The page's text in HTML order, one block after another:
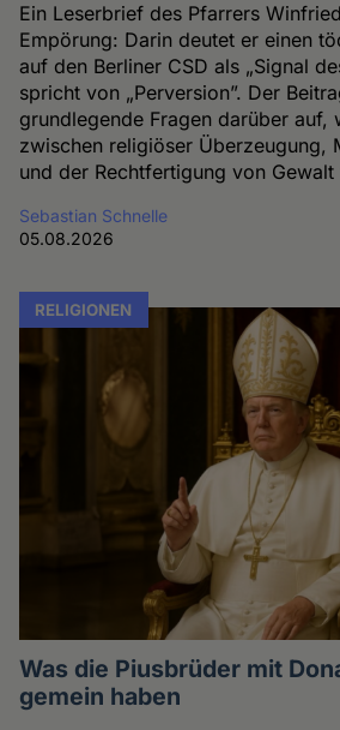
Ein Leserbrief des Pfarrers
Empörung: Darin deutet er einen
auf den Berliner CSD als „Signal
spricht von „Perversion”. Der
grundlegende Fragen darüber auf,
zwischen religiöser Überzeugung,
und der Rechtfertigung von Gewalt
Sebastian Schnelle
05.08.2026
RELIGIONEN
Was die Piusbrüder mit
gemein haben